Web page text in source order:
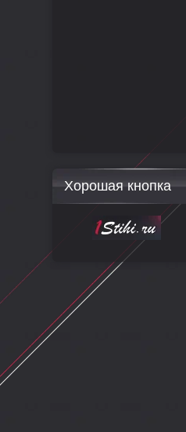
Хорошая кнопка